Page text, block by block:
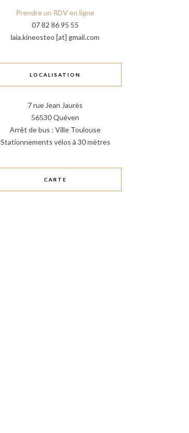
Prendre un RDV en ligne
07 82 86 95 55
laia.kineosteo [at] gmail.com
LOCALISATION
7 rue Jean Jaurès
56530 Quéven
Arrêt de bus : Ville Toulouse
Stationnements vélos à 30 mètres
CARTE